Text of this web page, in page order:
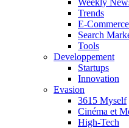
Weekly
Trends
E-Commerce
Search
Tools
Developpement
Startups
Innovation
Evasion
3615 Myself
Cinéma et
High-Tech